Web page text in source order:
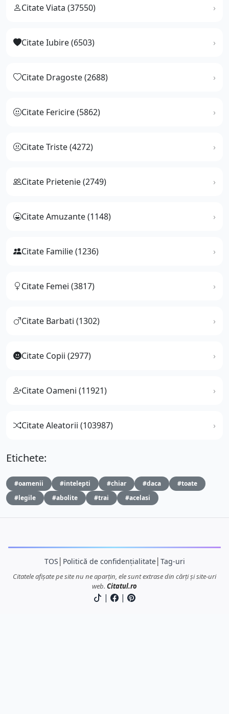
Citate Viata (37550)
Citate Iubire (6503)
Citate Dragoste (2688)
Citate Fericire (5862)
Citate Triste (4272)
Citate Prietenie (2749)
Citate Amuzante (1148)
Citate Familie (1236)
Citate Femei (3817)
Citate Barbati (1302)
Citate Copii (2977)
Citate Oameni (11921)
Citate Aleatorii (103987)
Etichete:
#oamenii #intelepti #chiar #daca
#toate
#legile
#abolite #trai #acelasi
TOS Politică de confidențialitate│ Tag-uri
Citatele afișate pe site nu ne aparțin, ele sunt extrase din cărți și site-uri
web. Citatul.ro
| |